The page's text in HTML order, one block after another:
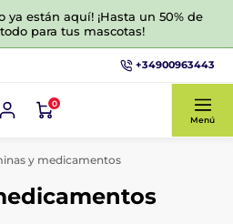
ya están aquí! ¡Hasta un 50% de
para tus mascotas!
+34900963443
0
Menú
y medicamentos